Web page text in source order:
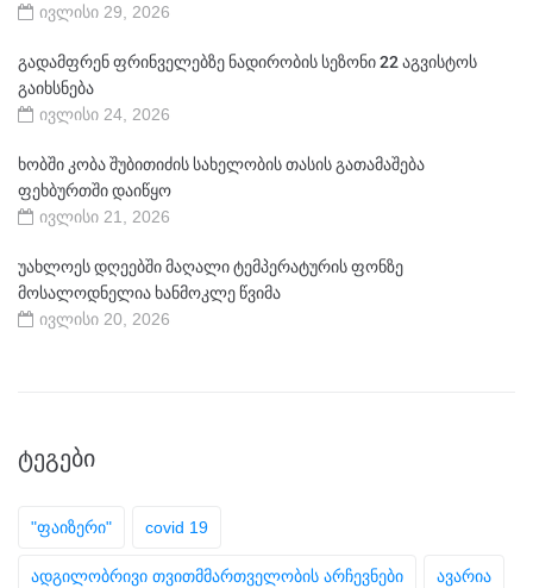
ივლისი 29, 2026
გადამფრენ ფრინველებზე ნადირობის სეზონი 22 აგვისტოს
გაიხსნება
ივლისი 24, 2026
ხობში კობა შუბითიძის სახელობის თასის გათამაშება
ფეხბურთში დაიწყო
ივლისი 21, 2026
უახლოეს დღეებში მაღალი ტემპერატურის ფონზე
მოსალოდნელია ხანმოკლე წვიმა
ივლისი 20, 2026
ᲢᲔᲒᲔᲑᲘ
"ფაიზერი" covid 19
ადგილობრივი თვითმმართველობის არჩევნები ავარია